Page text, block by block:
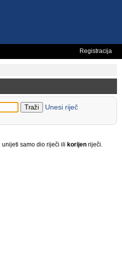
Registracija
Unesi riječ
unijeti samo dio riječi ili korijen riječi.